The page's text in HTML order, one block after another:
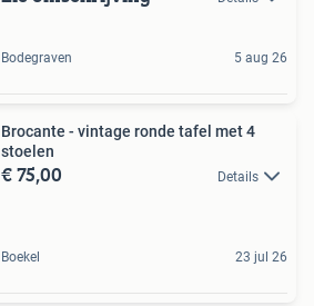
Bodegraven 5 aug 26
Brocante - vintage ronde tafel met 4
stoelen
€ 75,00 Details
Boekel 23 jul 26